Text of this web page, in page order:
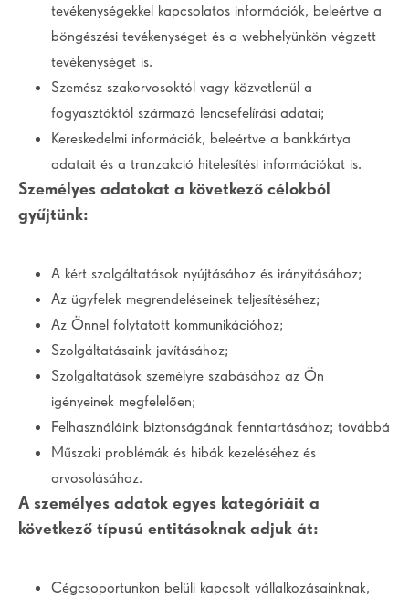
tevékenységekkel kapcsolatos információk, beleértve a
böngészési tevékenységet és a webhelyünkön végzett
tevékenységet is.
Szemész szakorvosoktól vagy közvetlenül a
fogyasztóktól származó lencsefelírási adatai;
Kereskedelmi információk, beleértve a bankkártya
adatait és a tranzakció hitelesítési információkat is.
Személyes adatokat a következő célokból
gyűjtünk:
A kért szolgáltatások nyújtásához és irányításához;
Az ügyfelek megrendeléseinek teljesítéséhez;
Az Önnel folytatott kommunikációhoz;
Szolgáltatásaink javításához;
Szolgáltatások személyre szabásához az Ön
igényeinek megfelelően;
Felhasználóink biztonságának fenntartásához; továbbá
Műszaki problémák és hibák kezeléséhez és
orvosolásához.
A személyes adatok egyes kategóriáit a
következő típusú entitásoknak adjuk át:
Cégcsoportunkon belüli kapcsolt vállalkozásainknak,